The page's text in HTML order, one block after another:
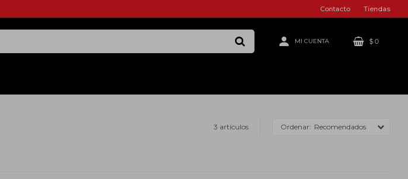
$ 0
Contacto Tiendas
3 artículos Recomendados